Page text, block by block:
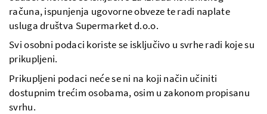
računa, ispunjenja ugovorne obveze te radi naplate
usluga društva Supermarket d.o.o.
Svi osobni podaci koriste se isključivo u svrhe radi koje su
prikupljeni.
Prikupljeni podaci neće se ni na koji način učiniti
dostupnim trećim osobama, osim u zakonom propisanu
svrhu.